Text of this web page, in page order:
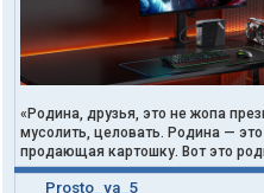
«Родина, друзья, это не жопа
мусолить, целовать. Родина —
продающая картошку. Вот это
Prosto_ya_5